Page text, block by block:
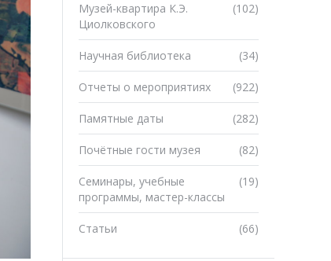
(102)
Музей-квартира К.Э.
Циолковского
(34)
Научная библиотека
(922)
Отчеты о мероприятиях
(282)
Памятные даты
(82)
Почётные гости музея
(19)
Семинары, учебные
программы, мастер-классы
(66)
Статьи